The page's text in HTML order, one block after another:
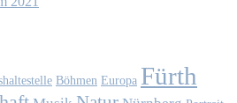
Böhmen Europa Fürth